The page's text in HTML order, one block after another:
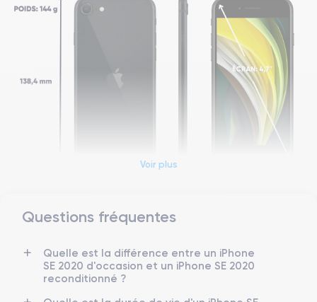
Dimensions et poids iPhone SE 2020
Date de sortie
15/04/2020
Système exploit.
iOS (iOS 26)
Dimensions Poids
Voir plus
Questions fréquentes
Quelle est la différence entre un iPhone
SE 2020 d'occasion et un iPhone SE 2020
reconditionné ?